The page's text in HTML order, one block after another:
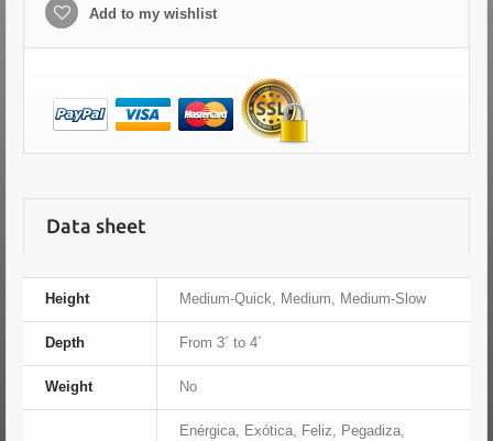
Add to my wishlist
Data sheet
Height Medium-Quick, Medium, Medium-Slow
Depth From 3´ to 4´
Weight No
Enérgica, Exótica, Feliz, Pegadiza,